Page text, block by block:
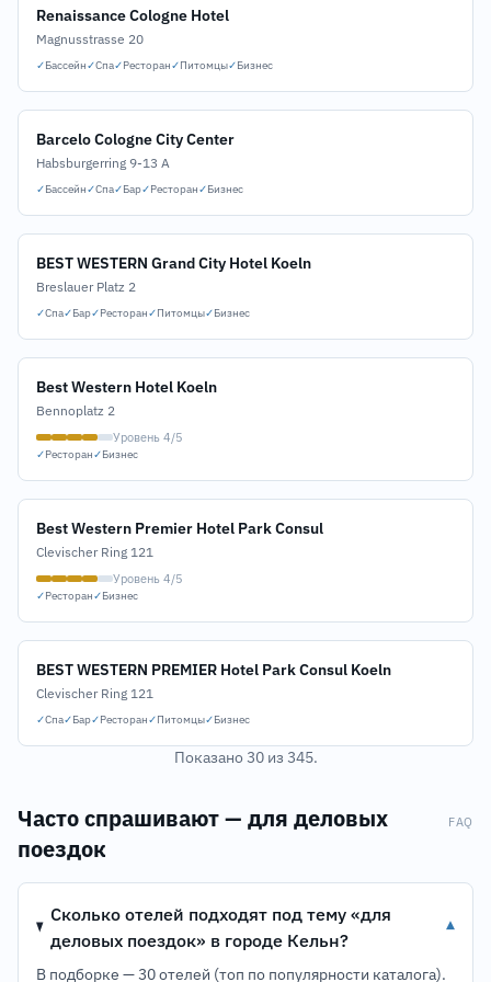
Renaissance Cologne Hotel
Magnusstrasse 20
✓Бассейн✓Спа✓Ресторан✓Питомцы✓Бизнес
Barcelo Cologne City Center
Habsburgerring 9-13 A
✓Бассейн✓Спа✓Бар✓Ресторан✓Бизнес
BEST WESTERN Grand City Hotel Koeln
Breslauer Platz 2
✓Спа✓Бар✓Ресторан✓Питомцы✓Бизнес
Best Western Hotel Koeln
Bennoplatz 2
Уровень 4/5
✓Ресторан✓Бизнес
Best Western Premier Hotel Park Consul
Clevischer Ring 121
Уровень 4/5
✓Ресторан✓Бизнес
BEST WESTERN PREMIER Hotel Park Consul Koeln
Clevischer Ring 121
✓Спа✓Бар✓Ресторан✓Питомцы✓Бизнес
Показано 30 из 345.
Часто спрашивают — для деловых
поездок
FAQ
Сколько отелей подходят под тему «для
деловых поездок» в городе Кельн?
▾
В подборке — 30 отелей (топ по популярности каталога).